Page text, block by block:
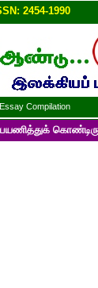
2454-1990
Compilation